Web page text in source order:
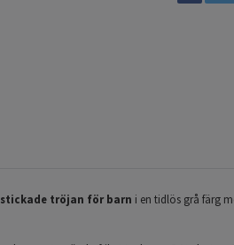
stickade tröjan för barn i en tidlös grå färg